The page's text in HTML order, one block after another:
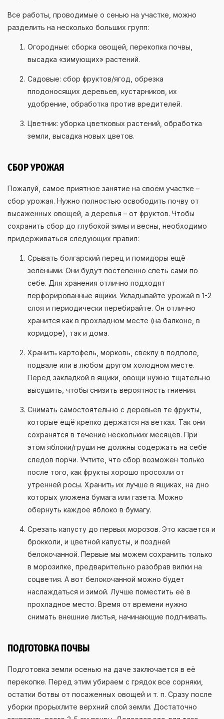
Все работы, проводимые о сенью на участке, можно
разделить на несколько больших групп:
Огородные: сборка овощей, перекопка почвы,
высадка «зимующих» растений.
Садовые: сбор фруктов/ягод, обрезка
плодоносящих деревьев, кустарников, их
удобрение, обработка против вредителей.
Цветник: уборка цветковых растений, обработка
земли, высадка новых цветов.
СБОР УРОЖАЯ
Пожалуй, самое приятное занятие на своём участке –
сбор урожая. Нужно полностью освободить почву от
высаженных овощей, а деревья – от фруктов. Чтобы
сохранить сбор до глубокой зимы и весны, необходимо
придерживаться следующих правил:
Срывать болгарский перец и помидоры ещё
зелёными. Они будут постепенно спеть сами по
себе. Для хранения отлично подходят
перфорированные ящики. Укладывайте урожай в 1-2
слоя и периодически перебирайте. Он отлично
хранится как в прохладном месте (на балконе, в
коридоре), так и дома.
Хранить картофель, морковь, свёклу в подполе,
подвале или в любом другом холодном месте.
Перед закладкой в ящики, овощи нужно тщательно
высушить, чтобы снизить вероятность гниения.
Снимать самостоятельно с деревьев те фрукты,
которые ещё крепко держатся на ветках. Так они
сохранятся в течение нескольких месяцев. При
этом яблоки/груши не должны содержать на себе
следов порчи. Учтите, что сбор возможен только
после того, как фрукты хорошо просохли от
утренней росы. Хранить их лучше в ящиках, на дно
которых уложена бумага или газета. Можно
обернуть каждое яблоко в бумагу.
Срезать капусту до первых морозов. Это касается и
брокколи, и цветной капусты, и поздней
белокочанной. Первые мы можем сохранить только
в морозилке, предварительно разобрав вилки на
соцветия. А вот белокочанной можно будет
наслаждаться и зимой. Лучше поместить её в
прохладное место. Время от времени нужно
снимать внешние листья, начинающие подгнивать.
ПОДГОТОВКА ПОЧВЫ
Подготовка земли осенью на даче заключается в её
перекопке. Перед этим убираем с грядок все сорняки,
остатки ботвы от посаженных овощей и т. п. Сразу после
уборки прорыхлите верхний слой земли. Достаточно